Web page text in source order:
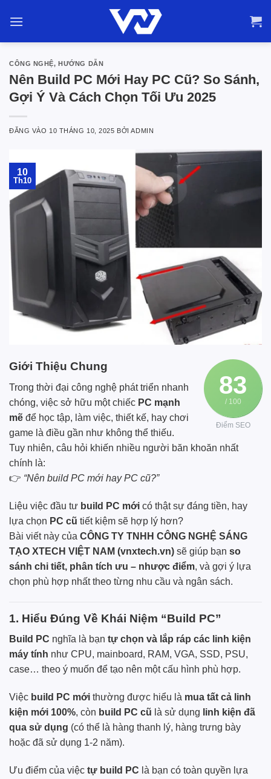
qua
CÔNG NGHỆ,HƯỚNG DẪN
Nên Build PC Mới Hay PC Cũ? So Sánh,
Gợi Ý Và Cách Chọn Tối Ưu 2025
ĐĂNG VÀO 10 THÁNG 10, 2025 BỞIADMIN
10
Th10
83
/ 100
Điểm SEO
Giới Thiệu Chung
Trong thời đại công nghệ phát triển nhanh
chóng, việc sở hữu một chiếc PC mạnh
mẽ để học tập, làm việc, thiết kế, hay chơi
game là điều gần như không thể thiếu.
Tuy nhiên, câu hỏi khiến nhiều người băn khoăn nhất
chính là:
👉 “Nên build PC mới hay PC cũ?”
Liệu việc đầu tư build PC mới có thật sự đáng tiền, hay
lựa chọn PC cũ tiết kiệm sẽ hợp lý hơn?
Bài viết này của CÔNG TY TNHH CÔNG NGHỆ SÁNG
TẠO XTECH VIỆT NAM (vnxtech.vn) sẽ giúp bạn so
sánh chi tiết, phân tích ưu – nhược điểm, và gợi ý lựa
chọn phù hợp nhất theo từng nhu cầu và ngân sách.
1. Hiểu Đúng Về Khái Niệm “Build PC”
Build PC nghĩa là bạn tự chọn và lắp ráp các linh kiện
máy tính như CPU, mainboard, RAM, VGA, SSD, PSU,
case… theo ý muốn để tạo nên một cấu hình phù hợp.
Việc build PC mới thường được hiểu là mua tất cả linh
kiện mới 100%, còn build PC cũ là sử dụng linh kiện đã
qua sử dụng (có thể là hàng thanh lý, hàng trưng bày
hoặc đã sử dụng 1-2 năm).
Ưu điểm của việc tự build PC là bạn có toàn quyền lựa